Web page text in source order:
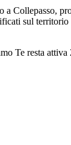
Collepasso,
sul
Te resta